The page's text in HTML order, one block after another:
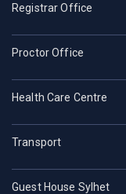
Registrar Office
Proctor Office
Health Care Centre
Transport
Guest House Sylhet